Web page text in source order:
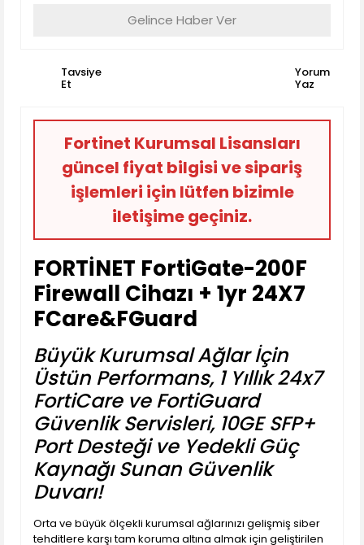
Gelince Haber Ver
Tavsiye
Et
Yorum
Yaz
Fortinet Kurumsal Lisansları
güncel fiyat bilgisi ve sipariş
işlemleri için lütfen bizimle
iletişime geçiniz.
FORTİNET FortiGate-200F
Firewall Cihazı + 1yr 24X7
FCare&FGuard
Büyük Kurumsal Ağlar İçin
Üstün Performans, 1 Yıllık 24x7
FortiCare ve FortiGuard
Güvenlik Servisleri, 10GE SFP+
Port Desteği ve Yedekli Güç
Kaynağı Sunan Güvenlik
Duvarı!
Orta ve büyük ölçekli kurumsal ağlarınızı gelişmiş siber
tehditlere karşı tam koruma altına almak için geliştirilen